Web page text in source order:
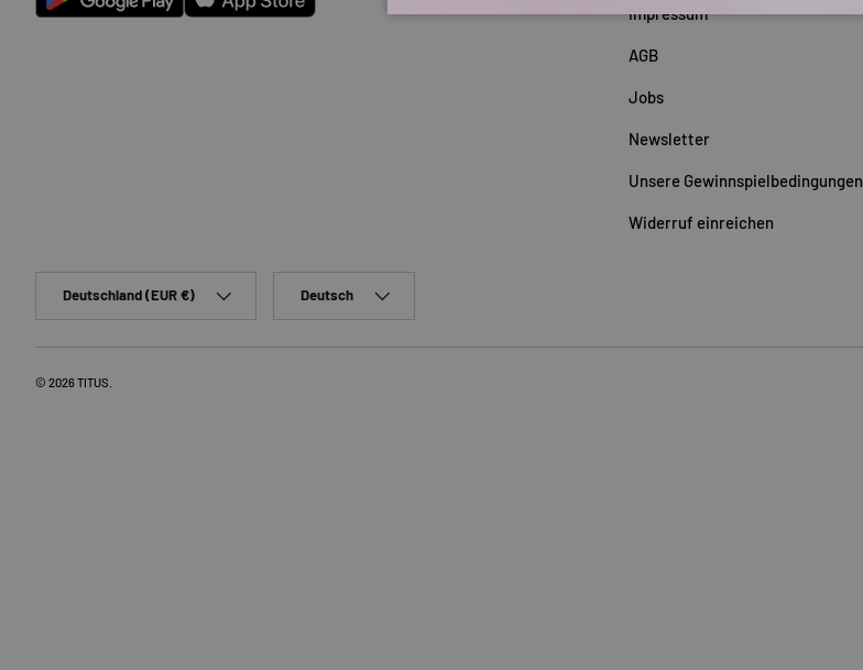
Android App Store Impressum
AGB
Jobs
Newsletter
Unsere Gewinnspielbedingungen
Widerruf einreichen
Deutschland (EUR €) Deutsch
© 2026TITUS